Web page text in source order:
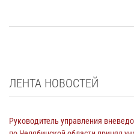
ЛЕНТА НОВОСТЕЙ
Руководитель управления